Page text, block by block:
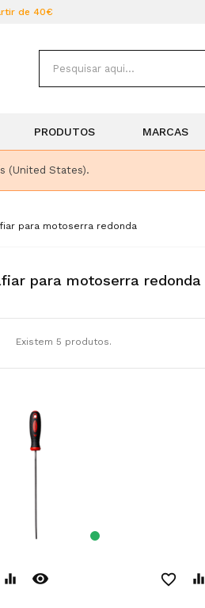
de 40€
PRODUTOS MARCAS
(United States).
para motoserra redonda
para motoserra redonda
Existem 5 produtos.
equalizer remove_red_eye favorite_border equalizer